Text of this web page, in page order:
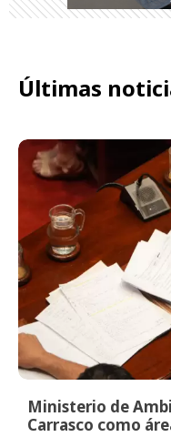
Últimas
Ministerio de
Carrasco como